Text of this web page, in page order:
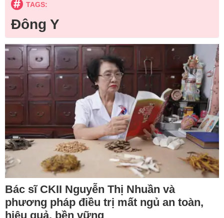
TAGS:
Đông Y
Bác sĩ CKII Nguyễn Thị Nhuần và
phương pháp điều trị mất ngủ an toàn,
hiệu quả, bền vững